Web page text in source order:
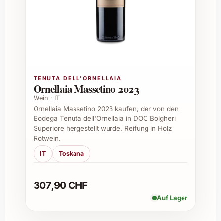
Welche Speisen passen gut zu Maria Bernet Brut
Dieser Schaumwein begleitet exzellent
Käsevariationen wie Brie oder
Ziegenkäse.
Wie sollte Maria Bernet Brut Nature 2014 serviert
werden?
Gut gekühlt auf etwa 8-10 °C genießen.
einer Tulpenform, um die Perlage und
Aromen optimal zur Geltung zu bringen.
TENUTA DELL'ORNELLAIA
Ornellaia Massetino 2023
Wein · IT
Ornellaia Massetino 2023 kaufen, der von den
Bodega Tenuta dell'Ornellaia in DOC Bolgheri
Superiore hergestellt wurde. Reifung in Holz
Rotwein.
IT Toskana
307,90 CHF
Auf Lager